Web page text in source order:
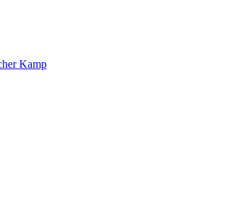
Kamp